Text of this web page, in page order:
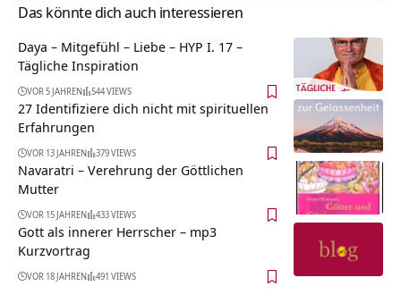
Das könnte dich auch interessieren
Daya – Mitgefühl – Liebe – HYP I. 17 –
Tägliche Inspiration
VOR 5 JAHREN 544 VIEWS
27 Identifiziere dich nicht mit spirituellen
Erfahrungen
VOR 13 JAHREN 379 VIEWS
Navaratri – Verehrung der Göttlichen
Mutter
VOR 15 JAHREN 433 VIEWS
Gott als innerer Herrscher – mp3
Kurzvortrag
VOR 18 JAHREN 491 VIEWS